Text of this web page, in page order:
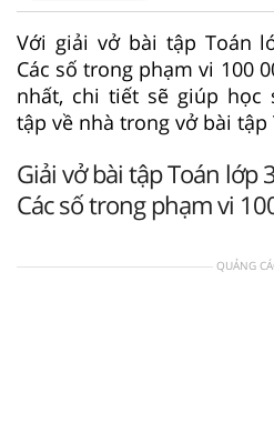
Với giải vở bài tập Toán
Các số trong phạm vi 100
nhất, chi tiết sẽ giúp học
tập về nhà trong vở bài tập
Giải vở bài tập Toán lớp
Các số trong phạm vi
QUẢNG